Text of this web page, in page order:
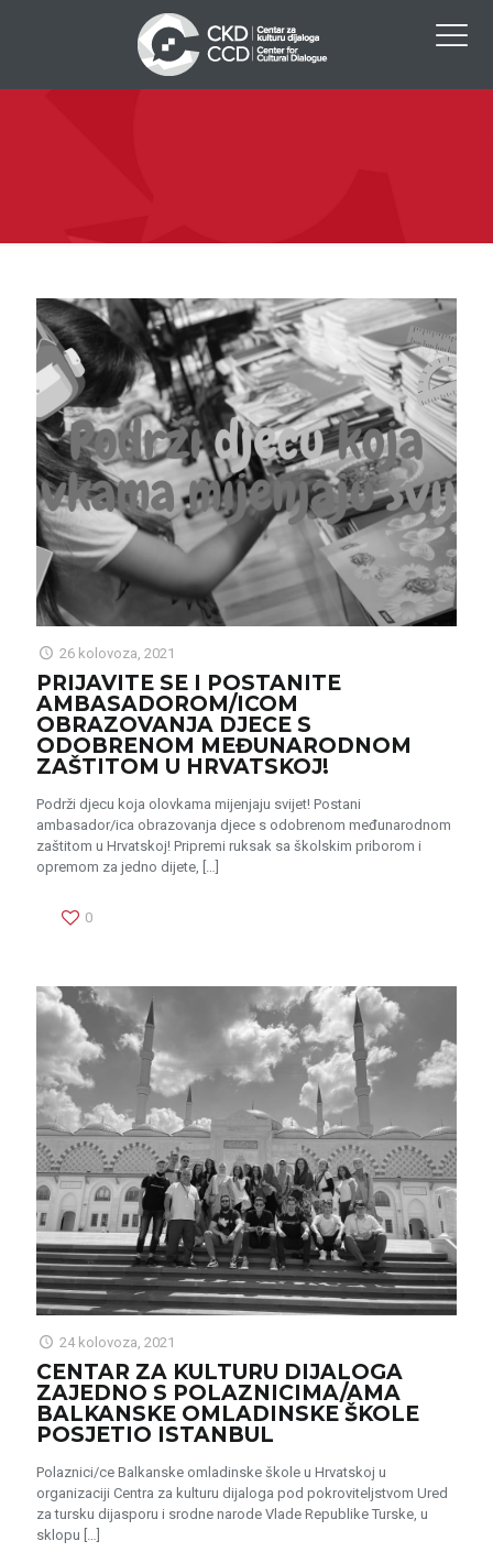
26 kolovoza, 2021
PRIJAVITE SE I POSTANITE
AMBASADOROM/ICOM
OBRAZOVANJA DJECE S
ODOBRENOM MEĐUNARODNOM
ZAŠTITOM U HRVATSKOJ!
Podrži djecu koja olovkama mijenjaju svijet! Postani
ambasador/ica obrazovanja djece s odobrenom međunarodnom
zaštitom u Hrvatskoj! Pripremi ruksak sa školskim priborom i
opremom za jedno dijete, […]
0
24 kolovoza, 2021
CENTAR ZA KULTURU DIJALOGA
ZAJEDNO S POLAZNICIMA/AMA
BALKANSKE OMLADINSKE ŠKOLE
POSJETIO ISTANBUL
Polaznici/ce Balkanske omladinske škole u Hrvatskoj u
organizaciji Centra za kulturu dijaloga pod pokroviteljstvom Ured
za tursku dijasporu i srodne narode Vlade Republike Turske, u
sklopu